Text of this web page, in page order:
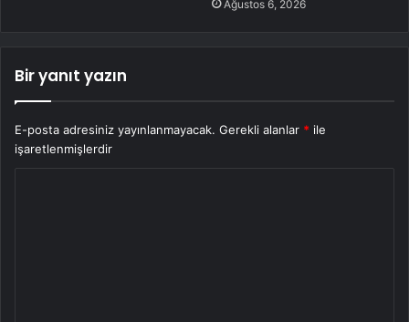
Ağustos 6, 2026
Bir yanıt yazın
E-posta adresiniz yayınlanmayacak. Gerekli alanlar * ile
işaretlenmişlerdir